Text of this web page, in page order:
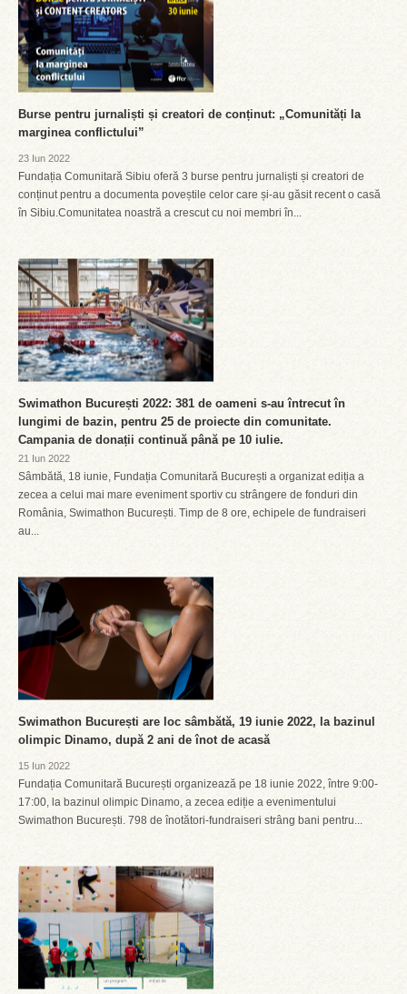
Burse pentru jurnaliști și creatori de conținut: „Comunități la
marginea conflictului”
23 Iun 2022
Fundația Comunitară Sibiu oferă 3 burse pentru jurnaliști și creatori de
conținut pentru a documenta poveștile celor care și-au găsit recent o casă
în Sibiu.Comunitatea noastră a crescut cu noi membri în...
Swimathon București 2022: 381 de oameni s-au întrecut în
lungimi de bazin, pentru 25 de proiecte din comunitate.
Campania de donații continuă până pe 10 iulie.
21 Iun 2022
Sâmbătă, 18 iunie, Fundația Comunitară București a organizat ediția a
zecea a celui mai mare eveniment sportiv cu strângere de fonduri din
România, Swimathon București. Timp de 8 ore, echipele de fundraiseri
au...
Swimathon București are loc sâmbătă, 19 iunie 2022, la bazinul
olimpic Dinamo, după 2 ani de înot de acasă
15 Iun 2022
Fundația Comunitară București organizează pe 18 iunie 2022, între 9:00-
17:00, la bazinul olimpic Dinamo, a zecea ediție a evenimentului
Swimathon București. 798 de înotători-fundraiseri strâng bani pentru...